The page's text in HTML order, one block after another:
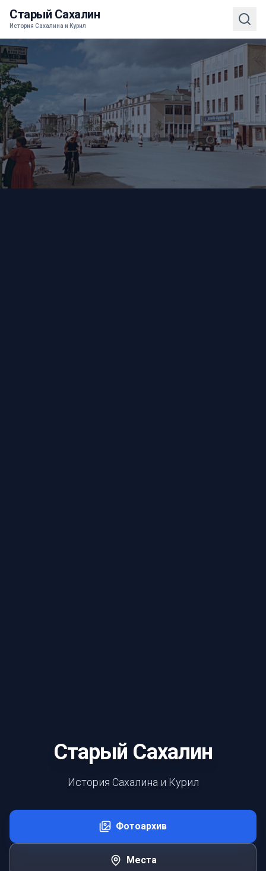
Старый Сахалин
История Сахалина и Курил
Старый Сахалин
История Сахалина и Курил
Фотоархив
Места